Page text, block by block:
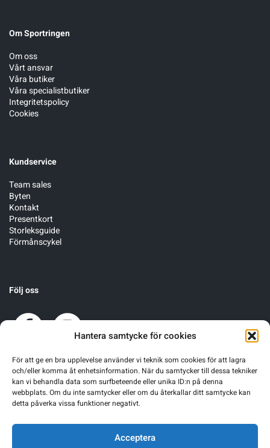
Hantera samtycke för cookies
För att ge en bra upplevelse använder vi teknik som cookies för att lagra
och/eller komma åt enhetsinformation. När du samtycker till dessa tekniker
kan vi behandla data som surfbeteende eller unika ID:n på denna
webbplats. Om du inte samtycker eller om du återkallar ditt samtycke kan
detta påverka vissa funktioner negativt.
Acceptera
Om Sportringen
Om oss
Vårt ansvar
Våra butiker
Våra specialistbutiker
Integritetspolicy
Cookies
Kundservice
Team sales
Byten
Kontakt
Presentkort
Storleksguide
Förmånscykel
Följ oss